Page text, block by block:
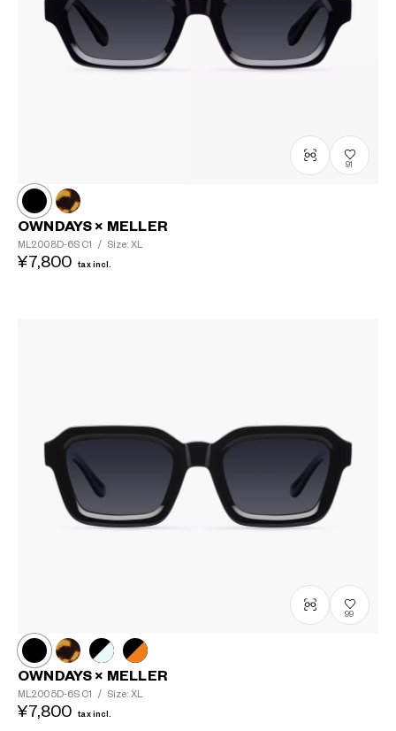
91
OWNDAYS × MELLER
ML2008D-6S C1 / Size: XL
¥7,800 tax incl.
99
OWNDAYS × MELLER
ML2005D-6S C1 / Size: XL
¥7,800 tax incl.